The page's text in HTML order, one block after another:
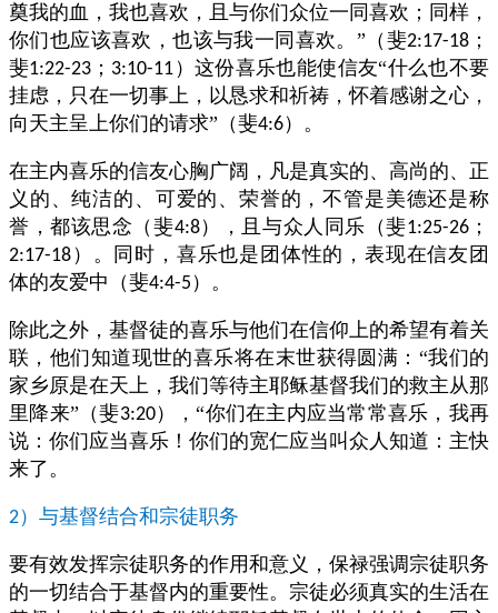
奠我的血，我也喜欢，且与你们众位一同喜欢；同样，
你们也应该喜欢，也该与我一同喜欢。”（斐2:17-18 ；
斐1:22-23 ； 3:10-11 ）这份喜乐也能使信友“什么也不要
挂虑，只在一切事上，以恳求和祈祷，怀着感谢之心，
向天主呈上你们的请求”（斐4:6）。
在主内喜乐的信友心胸广阔，凡是真实的、高尚的、正
义的、纯洁的、可爱的、荣誉的，不管是美德还是称
誉，都该思念（斐4:8），且与众人同乐（斐1:25-26 ；
2:17-18 ）。同时，喜乐也是团体性的，表现在信友团
体的友爱中（斐4:4-5 ）。
除此之外，基督徒的喜乐与他们在信仰上的希望有着关
联，他们知道现世的喜乐将在末世获得圆满：“我们的
家乡原是在天上，我们等待主耶稣基督我们的救主从那
里降来”（斐3:20），“你们在主内应当常常喜乐，我再
说：你们应当喜乐！你们的宽仁应当叫众人知道：主快
来了。
2）与基督结合和宗徒职务
要有效发挥宗徒职务的作用和意义，保禄强调宗徒职务
的一切结合于基督内的重要性。宗徒必须真实的生活在